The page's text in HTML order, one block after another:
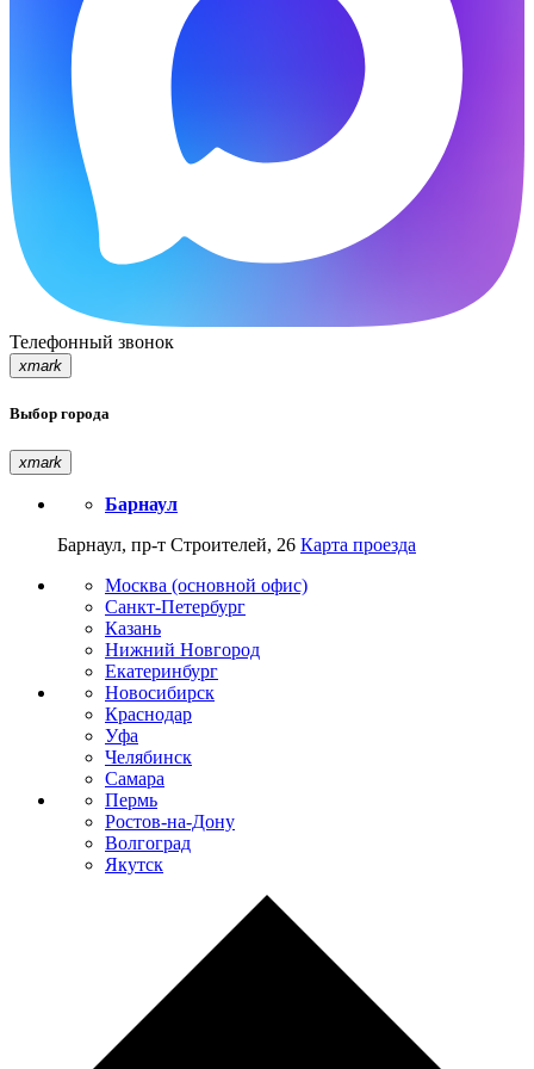
Телефонный звонок
xmark
Выбор города
xmark
Барнаул
Барнаул, пр-т Строителей, 26 Карта проезда
Москва (основной офис)
Санкт-Петербург
Казань
Нижний Новгород
Екатеринбург
Новосибирск
Краснодар
Уфа
Челябинск
Самара
Пермь
Ростов-на-Дону
Волгоград
Якутск